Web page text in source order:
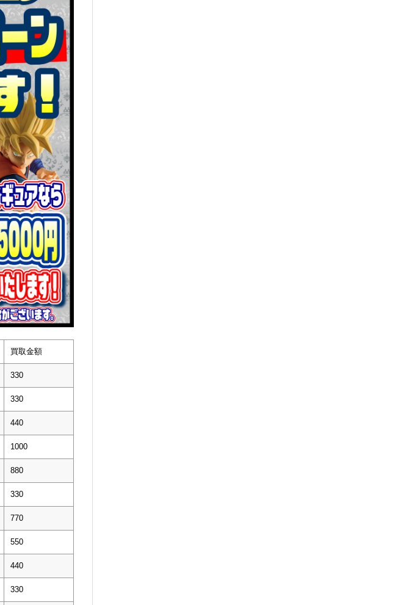
買取金額
330
330
440
1000
880
330
770
550
440
330